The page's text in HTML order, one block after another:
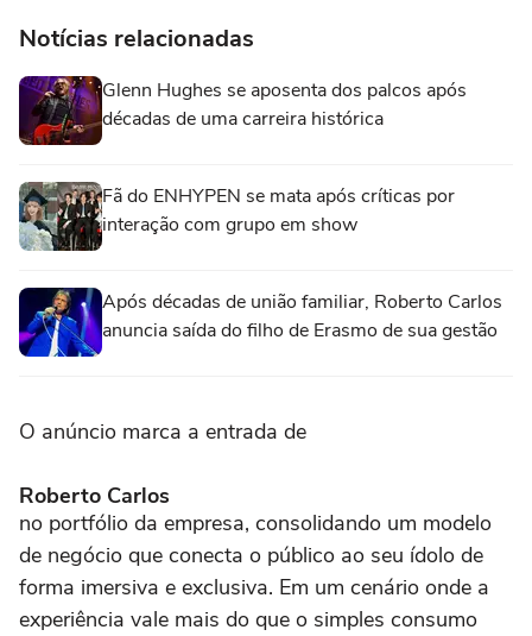
Notícias relacionadas
Glenn Hughes se aposenta dos palcos após
décadas de uma carreira histórica
Fã do ENHYPEN se mata após críticas por
interação com grupo em show
Após décadas de união familiar, Roberto Carlos
anuncia saída do filho de Erasmo de sua gestão
O anúncio marca a entrada de
Roberto Carlos
no portfólio da empresa, consolidando um modelo
de negócio que conecta o público ao seu ídolo de
forma imersiva e exclusiva. Em um cenário onde a
experiência vale mais do que o simples consumo